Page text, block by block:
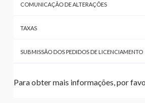
COMUNICAÇÃO DE ALTERAÇÕES
TAXAS
SUBMISSÃO DOS PEDIDOS DE LICENCIAMENTO
Para obter mais informações, por